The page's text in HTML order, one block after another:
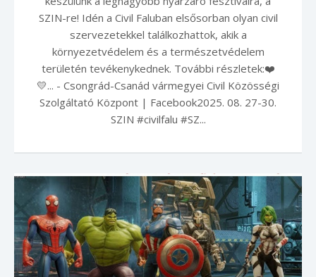
SZIN-re! Idén a Civil Faluban elsősorban olyan civil
szervezetekkel találkozhattok, akik a
környezetvédelem és a természetvédelem
területén tevékenykednek. További részletek:❤️
💛... - Csongrád-Csanád vármegyei Civil Közösségi
Szolgáltató Központ | Facebook2025. 08. 27-30.
SZIN #civilfalu #SZ...